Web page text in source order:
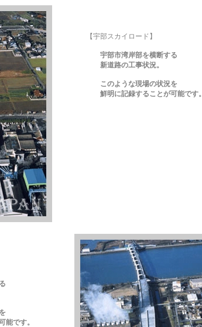
【宇部スカイロード】
宇部市湾岸部を横断する
新道路の工事状況。
このような現場の状況を
鮮明に記録することが可能です。
です。